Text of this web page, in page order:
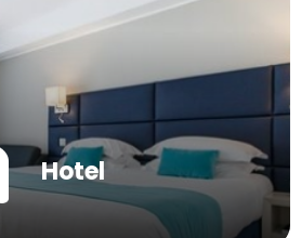
Hotel